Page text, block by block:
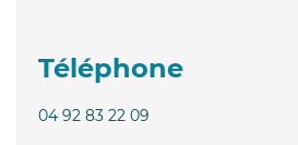
Téléphone
04 92 83 22 09